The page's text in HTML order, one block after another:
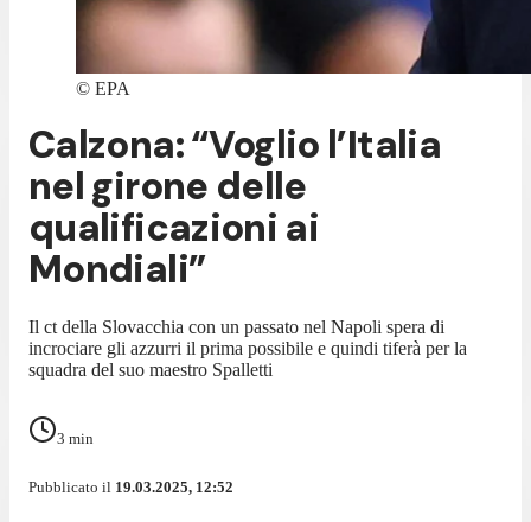
© EPA
Calzona: “Voglio l’Italia
nel girone delle
qualificazioni ai
Mondiali”
Il ct della Slovacchia con un passato nel Napoli spera di
incrociare gli azzurri il prima possibile e quindi tiferà per la
squadra del suo maestro Spalletti
3 min
Pubblicato il 19.03.2025, 12:52